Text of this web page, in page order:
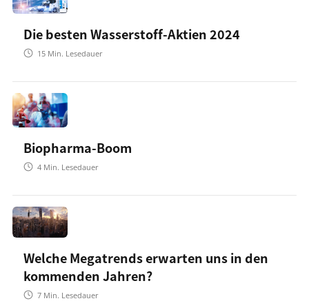
Die besten Wasserstoff-Aktien 2024
15 Min. Lesedauer
Biopharma-Boom
4 Min. Lesedauer
Welche Megatrends erwarten uns in den
kommenden Jahren?
7 Min. Lesedauer